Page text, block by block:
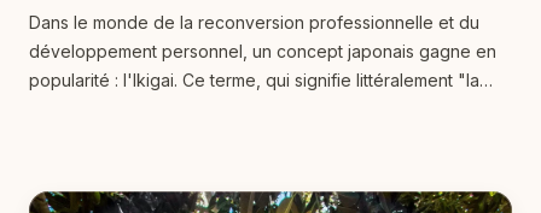
Dans le monde de la reconversion professionnelle et du
développement personnel, un concept japonais gagne en
popularité : l'Ikigai. Ce terme, qui signifie littéralement "la
et personnelle tout en cultivant un sentiment de satisfaction